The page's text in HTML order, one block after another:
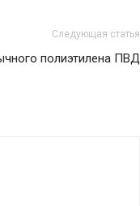
Следующая статья
полиэтилена ПВД